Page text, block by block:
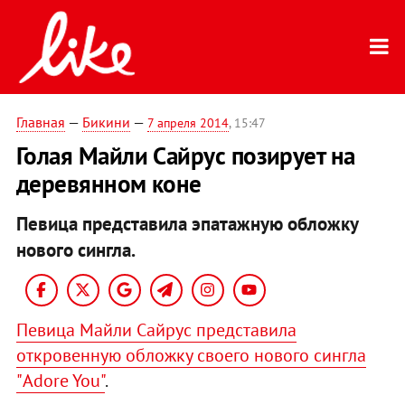
Главная — Бикини — 7 апреля 2014, 15:47
Голая Майли Сайрус позирует на
деревянном коне
Певица представила эпатажную обложку
нового сингла.
Певица Майли Сайрус представила
откровенную обложку своего нового сингла
"Adore You".